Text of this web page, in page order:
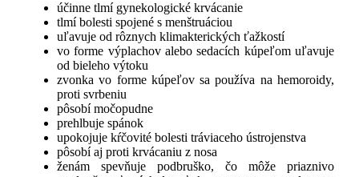
účinne tlmí gynekologické krvácanie
tlmí bolesti spojené s menštruáciou
uľavuje od rôznych klimakterických ťažkostí
vo forme výplachov alebo sedacích kúpeľom uľavuje
od bieleho výtoku
zvonka vo forme kúpeľov sa používa na hemoroidy,
proti svrbeniu
pôsobí močopudne
prehlbuje spánok
upokojuje kŕčovité bolesti tráviaceho ústrojenstva
pôsobí aj proti krvácaniu z nosa
ženám spevňuje podbruško, čo môže priaznivo